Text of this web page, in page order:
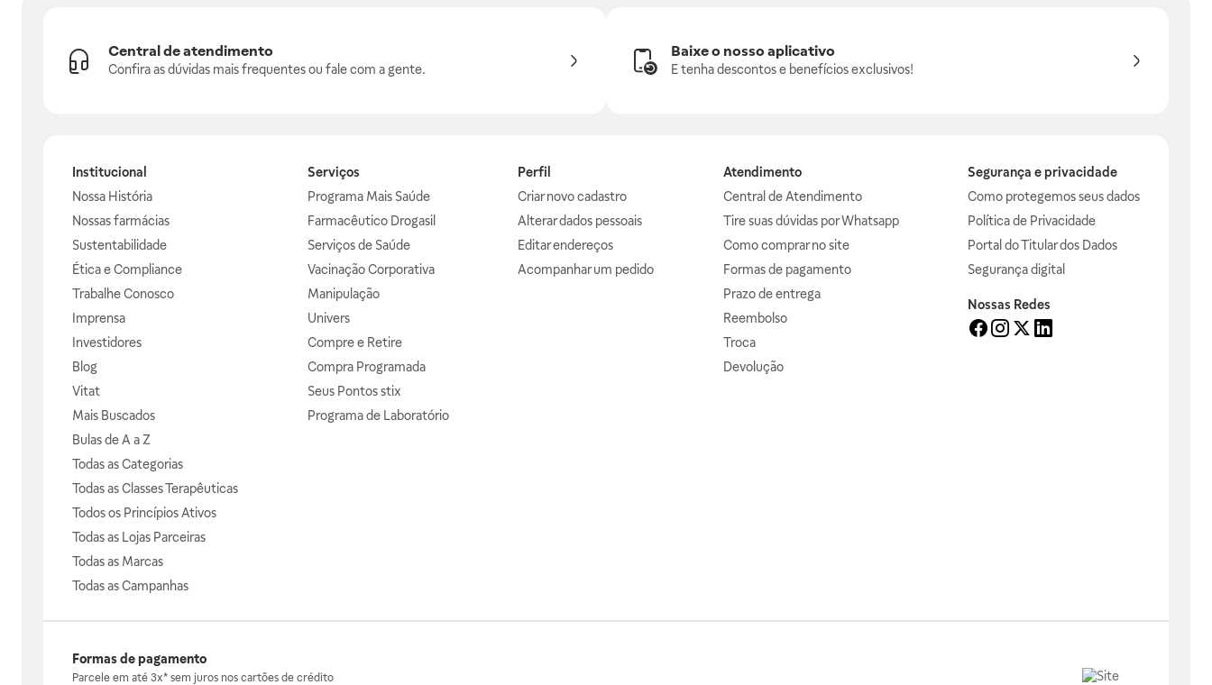
Central de atendimento
Confira as dúvidas mais frequentes ou fale com a gente.
Baixe o nosso aplicativo
E tenha descontos e benefícios exclusivos!
Institucional
Nossa História
Nossas farmácias
Sustentabilidade
Ética e Compliance
Trabalhe Conosco
Imprensa
Investidores
Blog
Vitat
Mais Buscados
Bulas de A a Z
Todas as Categorias
Todas as Classes Terapêuticas
Todos os Princípios Ativos
Todas as Lojas Parceiras
Todas as Marcas
Todas as Campanhas
Serviços
Programa Mais Saúde
Farmacêutico Drogasil
Serviços de Saúde
Vacinação Corporativa
Manipulação
Univers
Compre e Retire
Compra Programada
Seus Pontos stix
Programa de Laboratório
Perfil
Criar novo cadastro
Alterar dados pessoais
Editar endereços
Acompanhar um pedido
Atendimento
Central de Atendimento
Tire suas dúvidas por Whatsapp
Como comprar no site
Formas de pagamento
Prazo de entrega
Reembolso
Troca
Devolução
Segurança e privacidade
Como protegemos seus dados
Política de Privacidade
Portal do Titular dos Dados
Segurança digital
Nossas Redes
Formas de pagamento
Parcele em até 3x* sem juros nos cartões de crédito